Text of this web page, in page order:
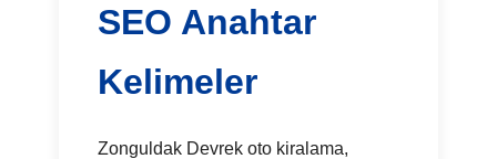
SEO Anahtar
Kelimeler
Zonguldak Devrek oto kiralama,